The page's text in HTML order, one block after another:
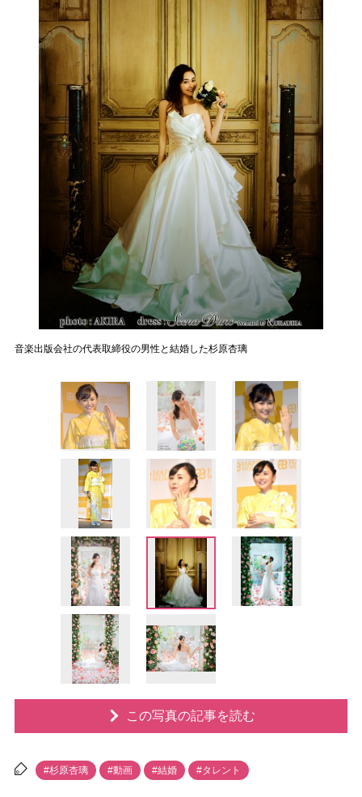
音楽出版会社の代表取締役の男性と結婚した杉原杏璃
この写真の記事を読む
#杉原杏璃 #動画 #結婚 #タレント